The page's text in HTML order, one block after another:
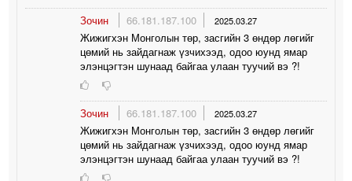
Зочин
66.181.187.100 2025.03.27
Жижигхэн Монголын төр, засгийн 3 өндөр лөгийг
цөмий нь зайдагнаж үзчихээд, одоо юунд ямар
элэнцэгтэн шунаад байгаа улаан туучий вэ ?!
Зочин 66.181.187.100 2025.03.27
Жижигхэн Монголын төр, засгийн 3 өндөр лөгийг
цөмий нь зайдагнаж үзчихээд, одоо юунд ямар
элэнцэгтэн шунаад байгаа улаан туучий вэ ?!